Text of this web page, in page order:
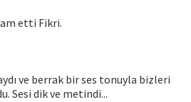
etti Fikri.
ve berrak bir ses tonuyla bizleri
Sesi dik ve metindi...